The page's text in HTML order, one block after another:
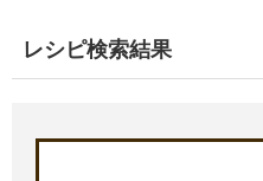
レシピ検索結果